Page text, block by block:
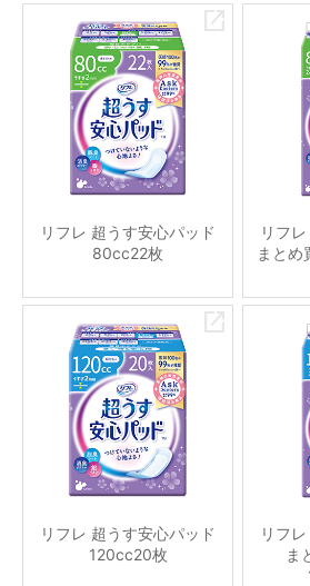
リフレ 超うす安心パッド
80cc22枚
リフ
まと
リフレ 超うす安心パッド
120cc20枚
リフ
ま